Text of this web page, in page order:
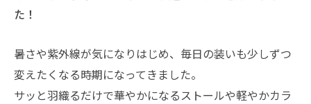
た！
暑さや紫外線が気になりはじめ、毎日の装いも少しずつ
変えたくなる時期になってきました。
サッと羽織るだけで華やかになるストールや軽やかカラ